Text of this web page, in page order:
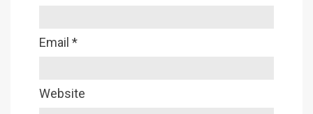
Email *
Website